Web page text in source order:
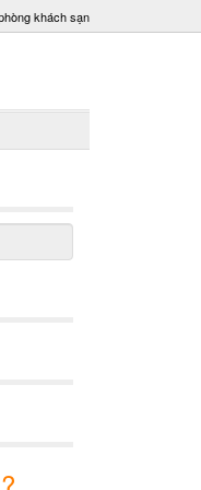
khách sạn